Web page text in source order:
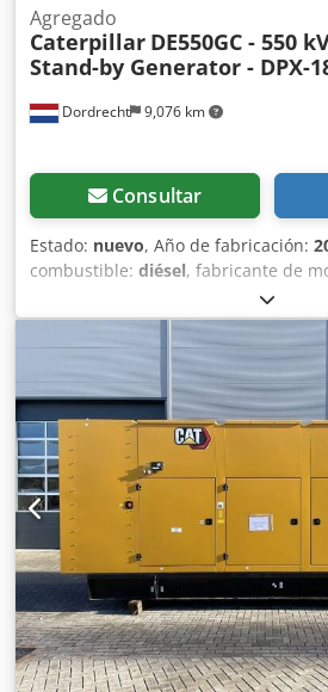
Dordrecht 9,076 km
Agregado
Caterpillar DE550GC - 550
Stand-by Generator - DPX-
Consultar
Estado: nuevo, Año de fabricación:
combustible: diésel, fabricante de
, Uso previsto: construcción Peso
Potencia del generador: 550 kVA
Dimensiones de la zona de carga:
Marcado CE: sí Condiciones de
del depósito de agua: 721 l País de
obtener más información, póngase
equipo de DPX. = Opciones y
Batería - Panel de control - Techo de